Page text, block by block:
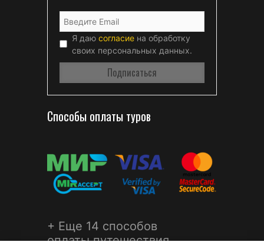
Я даю согласие на обработку
своих персональных данных.
Способы оплаты туров
+ Еще 14 способов